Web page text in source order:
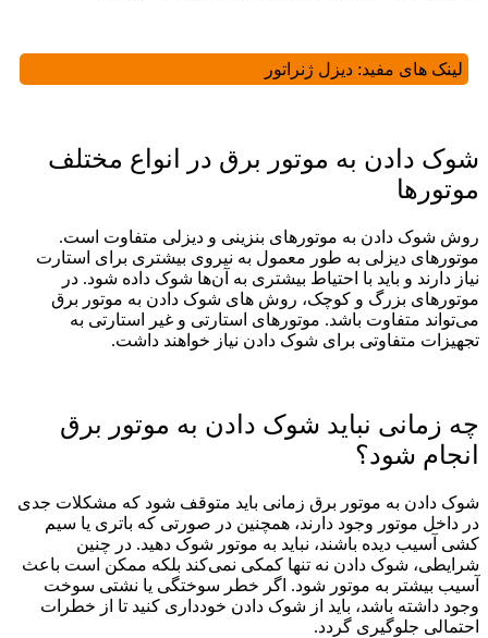
لینک های مفید: دیزل ژنراتور
شوک دادن به موتور برق در انواع مختلف
موتورها
روش شوک دادن به موتورهای بنزینی و دیزلی متفاوت است.
موتورهای دیزلی به طور معمول به نیروی بیشتری برای استارت
نیاز دارند و باید با احتیاط بیشتری به آن‌ها شوک داده شود. در
موتورهای بزرگ و کوچک، روش‌ های شوک دادن به موتور برق
می‌تواند متفاوت باشد. موتورهای استارتی و غیر استارتی به
تجهیزات متفاوتی برای شوک دادن نیاز خواهند داشت.
چه زمانی نباید شوک دادن به موتور برق
انجام شود؟
شوک دادن به موتور برق زمانی باید متوقف شود که مشکلات جدی
در داخل موتور وجود دارند، همچنین در صورتی که باتری یا سیم
کشی آسیب دیده باشند، نباید به موتور شوک دهید. در چنین
شرایطی، شوک دادن نه تنها کمکی نمی‌کند بلکه ممکن است باعث
آسیب بیشتر به موتور شود. اگر خطر سوختگی یا نشتی سوخت
وجود داشته باشد، باید از شوک دادن خودداری کنید تا از خطرات
احتمالی جلوگیری گردد.